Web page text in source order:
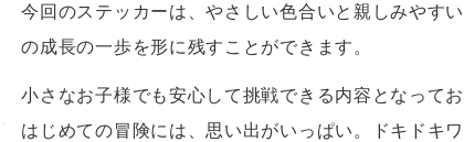
今回のステッカーは、やさしい色合いと親しみやす
の成長の一歩を形に残すことができます。
小さなお子様でも安心して挑戦できる内容となって
はじめての冒険には、思い出がいっぱい。ドキドキ